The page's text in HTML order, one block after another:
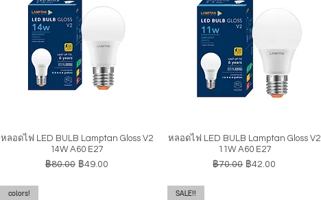
ดูข้อมูลด่วน
หลอดไฟ LED BULB Lamptan Gloss V2
14W A60 E27
ราคาปกติ
฿80.00 ราคาขายลด
฿49.00
ดูข้อมูลด่วน
หลอดไฟ LED BULB Lamptan Gloss V2
11W A60 E27
ราคาปกติ
฿70.00 ราคาขายลด
฿42.00
colors! SALE!!